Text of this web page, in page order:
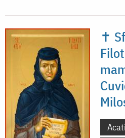
✝